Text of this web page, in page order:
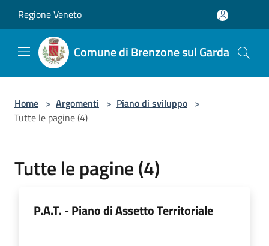
Regione Veneto
Comune di Brenzone sul Garda
Home > Argomenti > Piano di sviluppo >
Tutte le pagine (4)
Tutte le pagine (4)
P.A.T. - Piano di Assetto Territoriale